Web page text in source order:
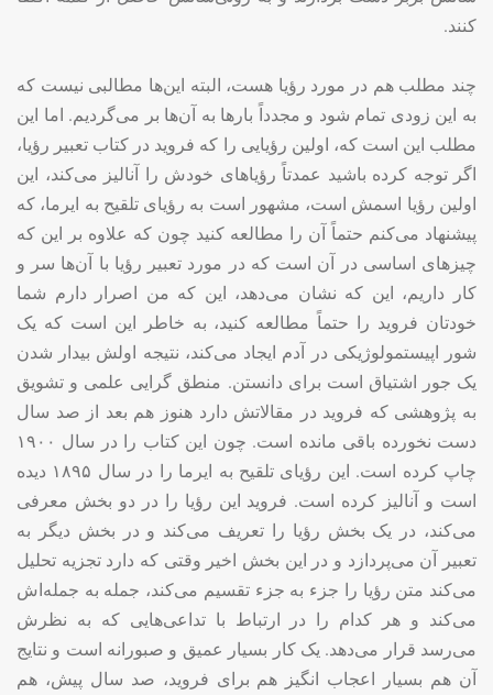
کنند.
چند مطلب هم در مورد رؤیا هست، البته این‌ها مطالبی نیست که
به این زودی تمام شود و مجدداً بارها به آن‌ها بر می‌گردیم. اما این
مطلب این است که، اولین رؤیایی را که فروید در کتاب تعبیر رؤیا،
اگر توجه کرده باشید عمدتاً رؤیاهای خودش را آنالیز می‌کند، این
اولین رؤیا اسمش است، مشهور است به رؤیای تلقیح به ایرما، که
پیشنهاد می‌کنم حتماً آن را مطالعه کنید چون که علاوه بر این که
چیزهای اساسی در آن است که در مورد تعبیر رؤیا با آن‌ها سر و
کار داریم، این که نشان می‌دهد، این که من اصرار دارم شما
خودتان فروید را حتماً مطالعه کنید، به خاطر این است که یک
شور اپیستمولوژیکی در آدم ایجاد می‌کند، نتیجه اولش بیدار شدن
یک جور اشتیاق است برای دانستن. منطق گرایی علمی و تشویق
به پژوهشی که فروید در مقالاتش دارد هنوز هم بعد از صد سال
دست نخورده باقی مانده است. چون این کتاب را در سال ۱۹۰۰
چاپ کرده است. این رؤیای تلقیح به ایرما را در سال ۱۸۹۵ دیده
است و آنالیز کرده است. فروید این رؤیا را در دو بخش معرفی
می‌کند، در یک بخش رؤیا را تعریف می‌کند و در بخش دیگر به
تعبیر آن می‌پردازد و در این بخش اخیر وقتی که دارد تجزیه تحلیل
می‌کند متن رؤیا را جزء به جزء تقسیم می‌کند، جمله به جمله‌اش
می‌کند و هر کدام را در ارتباط با تداعی‌هایی که به نظرش
می‌رسد قرار می‌دهد. یک کار بسیار عمیق و صبورانه است و نتایج
آن هم بسیار اعجاب انگیز هم برای فروید، صد سال پیش، هم